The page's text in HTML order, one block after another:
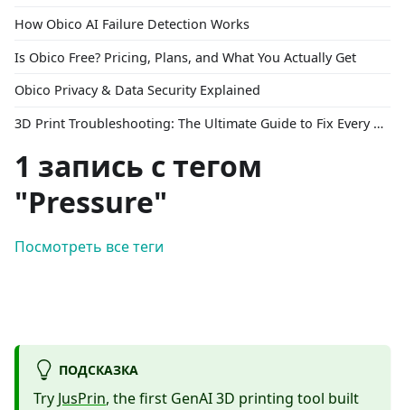
How Obico AI Failure Detection Works
Is Obico Free? Pricing, Plans, and What You Actually Get
Obico Privacy & Data Security Explained
3D Print Troubleshooting: The Ultimate Guide to Fix Every Common Problem [2026]
1 запись с тегом
"Pressure"
Посмотреть все теги
ПОДСКАЗКА
Try JusPrin, the first GenAI 3D printing tool built